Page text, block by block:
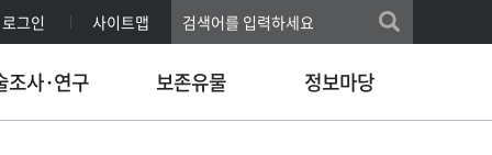
로그인 사이트맵
조사·연구 보존유물 정보마당